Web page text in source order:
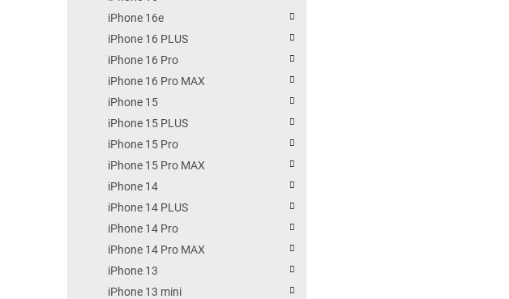
iPhone 16e
iPhone 16 PLUS
iPhone 16 Pro
iPhone 16 Pro MAX
iPhone 15
iPhone 15 PLUS
iPhone 15 Pro
iPhone 15 Pro MAX
iPhone 14
iPhone 14 PLUS
iPhone 14 Pro
iPhone 14 Pro MAX
iPhone 13
iPhone 13 mini